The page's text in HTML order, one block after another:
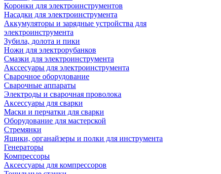
Коронки для электроинструментов
Насадки для электроинструмента
Аккумуляторы и зарядные устройства для
электроинструмента
Зубила, долота и пики
Ножи для электрорубанков
Смазки для электроинструмента
Акссесуары для электроинструмента
Сварочное оборудование
Сварочные аппараты
Электроды и сварочная проволока
Аксессуары для сварки
Маски и перчатки для сварки
Оборудование для мастерской
Стремянки
Ящики, органайзеры и полки для инструмента
Генераторы
Компрессоры
Аксессуары для компрессоров